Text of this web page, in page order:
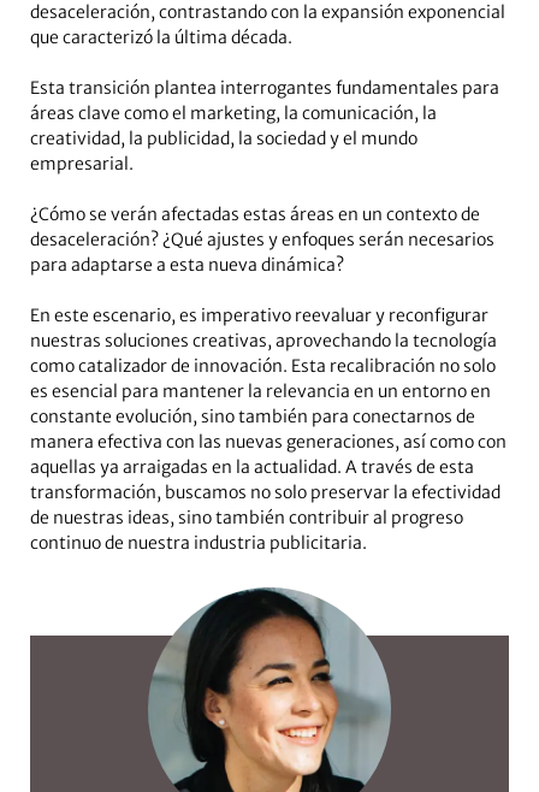
desaceleración, contrastando con la expansión exponencial
que caracterizó la última década.
Esta transición plantea interrogantes fundamentales para
áreas clave como el marketing, la comunicación, la
creatividad, la publicidad, la sociedad y el mundo
empresarial.
¿Cómo se verán afectadas estas áreas en un contexto de
desaceleración? ¿Qué ajustes y enfoques serán necesarios
para adaptarse a esta nueva dinámica?
En este escenario, es imperativo reevaluar y reconfigurar
nuestras soluciones creativas, aprovechando la tecnología
como catalizador de innovación. Esta recalibración no solo
es esencial para mantener la relevancia en un entorno en
constante evolución, sino también para conectarnos de
manera efectiva con las nuevas generaciones, así como con
aquellas ya arraigadas en la actualidad. A través de esta
transformación, buscamos no solo preservar la efectividad
de nuestras ideas, sino también contribuir al progreso
continuo de nuestra industria publicitaria.